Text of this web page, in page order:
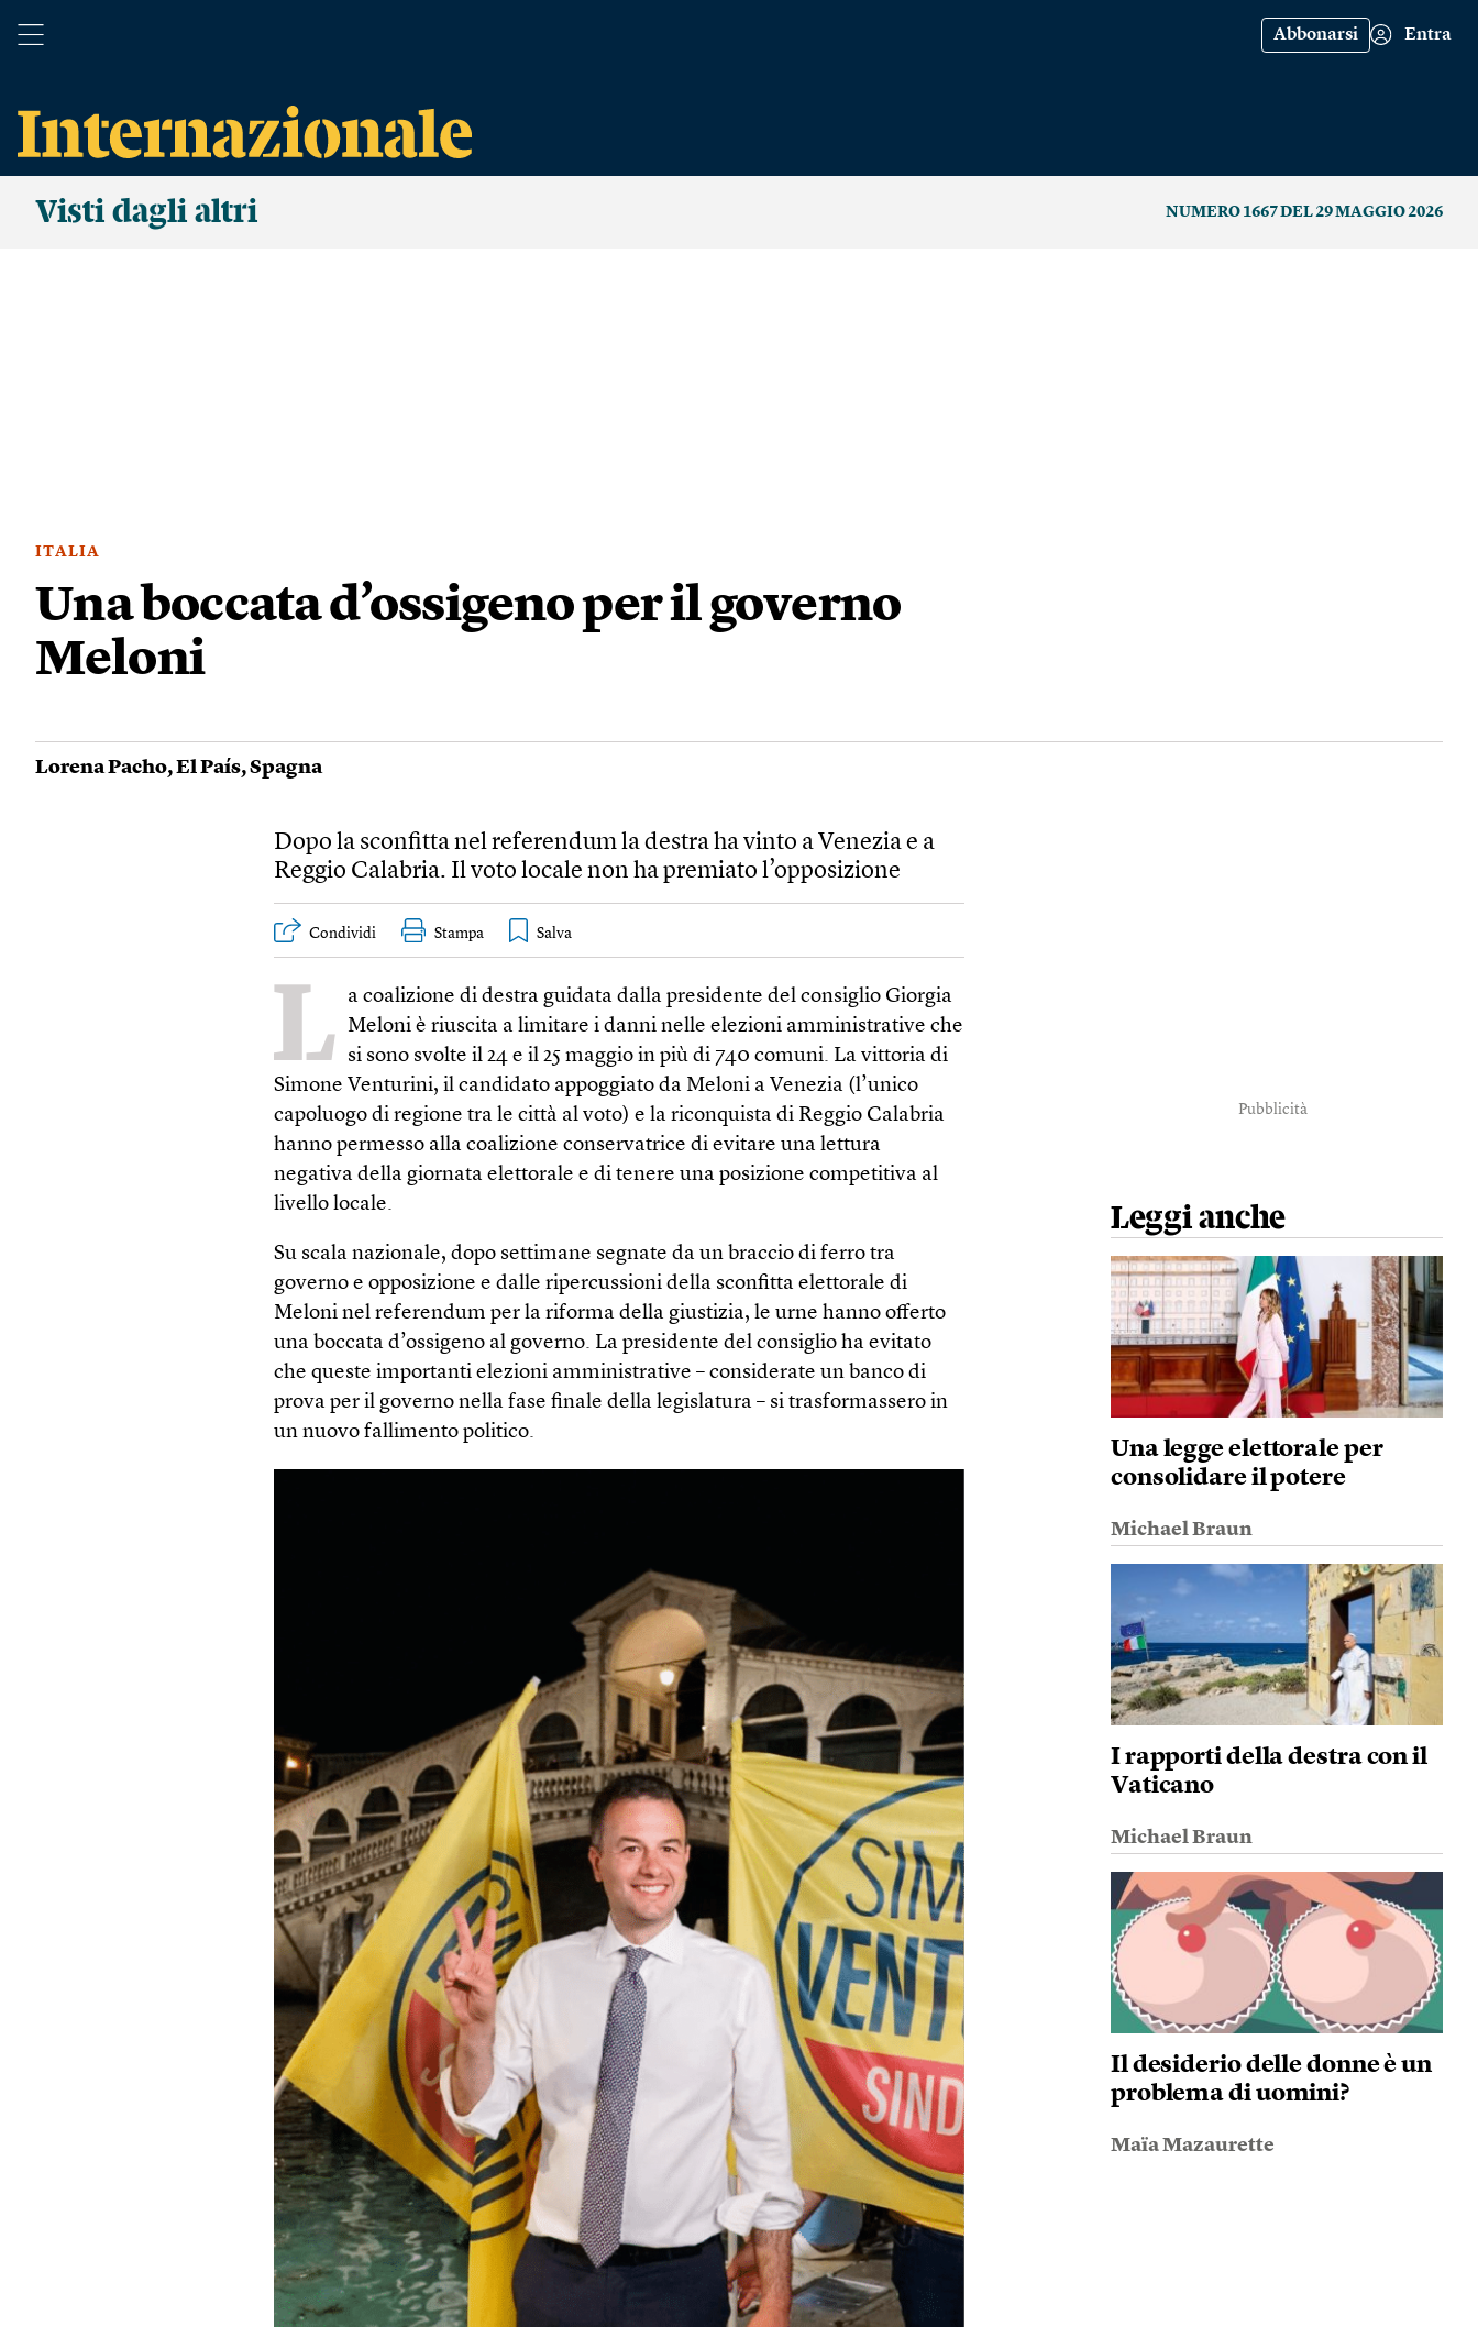
Abbonarsi Entra
Visti dagli altri NUMERO 1667 DEL 29 MAGGIO 2026
ITALIA
Una boccata d’ossigeno per il governo
Meloni
Lorena Pacho,El País,Spagna
Dopo la sconfitta nel referendum la destra ha vinto a Venezia e a
Reggio Calabria. Il voto locale non ha premiato l’opposizione
Condividi Stampa
L
a coalizione di destra guidata dalla presidente del consiglio Giorgia
Meloni è riuscita a limitare i danni nelle elezioni amministrative che
si sono svolte il 24 e il 25 maggio in più di 740 comuni. La vittoria di
Simone Venturini, il candidato appoggiato da Meloni a Venezia (l’unico
capoluogo di regione tra le città al voto) e la riconquista di Reggio Calabria
hanno permesso alla coalizione conservatrice di evitare una lettura
negativa della giornata elettorale e di tenere una posizione competitiva al
livello locale.
Su scala nazionale, dopo settimane segnate da un braccio di ferro tra
governo e opposizione e dalle ripercussioni della sconfitta elettorale di
Meloni nel referendum per la riforma della giustizia, le urne hanno offerto
una boccata d’ossigeno al governo. La presidente del consiglio ha evitato
che queste importanti elezioni amministrative – considerate un banco di
prova per il governo nella fase finale della legislatura – si trasformassero in
un nuovo fallimento politico.
Pubblicità
Leggi anche
Una legge elettorale per
consolidare il potere
Michael Braun
I rapporti della destra con il
Vaticano
Michael Braun
Il desiderio delle donne è un
problema di uomini?
Maïa Mazaurette